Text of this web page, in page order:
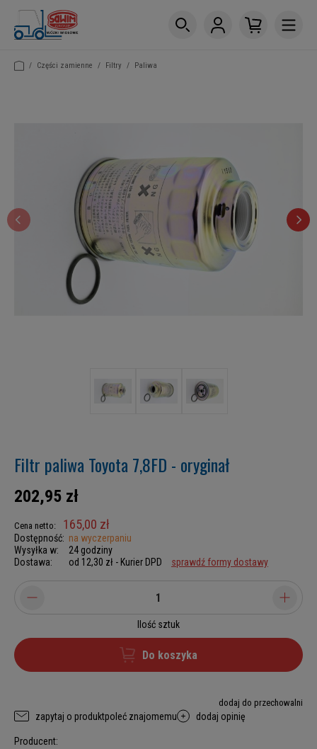
/ Części zamienne / Filtry / Paliwa
Filtr paliwa Toyota 7,8FD - oryginał
202,95 zł
Cena netto: 165,00 zł
Dostępność: na wyczerpaniu
Wysyłka w:
24 godziny
Dostawa:
od 12,30 zł - Kurier DPD sprawdź formy dostawy
Ilość sztuk
Do koszyka
dodaj do przechowalni
zapytaj o produktpoleć znajomemu dodaj opinię
Producent: